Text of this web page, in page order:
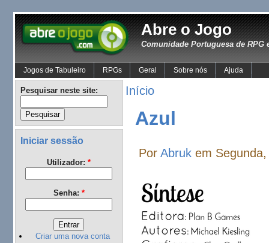
Abre o Jogo
Comunidade Portuguesa de RPG
Jogos de Tabuleiro RPGs Geral Sobre nós Ajuda
Pesquisar neste site:
Iniciar sessão
Utilizador: *
Senha: *
Criar uma nova conta
Início
Azul
PorAbruk em